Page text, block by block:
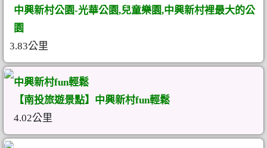
中興新村公園-光華公園,兒童樂園,中興新村裡最大的公
園
3.83公里
中興新村fun輕鬆
【南投旅遊景點】中興新村fun輕鬆
4.02公里